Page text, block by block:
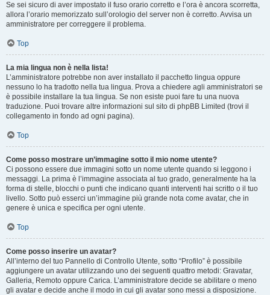
Se sei sicuro di aver impostato il fuso orario corretto e l’ora è ancora scorretta,
allora l’orario memorizzato sull’orologio del server non è corretto. Avvisa un
amministratore per correggere il problema.
Top
La mia lingua non è nella lista!
L’amministratore potrebbe non aver installato il pacchetto lingua oppure
nessuno lo ha tradotto nella tua lingua. Prova a chiedere agli amministratori se
è possibile installare la tua lingua. Se non esiste puoi fare tu una nuova
traduzione. Puoi trovare altre informazioni sul sito di phpBB Limited (trovi il
collegamento in fondo ad ogni pagina).
Top
Come posso mostrare un’immagine sotto il mio nome utente?
Ci possono essere due immagini sotto un nome utente quando si leggono i
messaggi. La prima è l’immagine associata al tuo grado, generalmente ha la
forma di stelle, blocchi o punti che indicano quanti interventi hai scritto o il tuo
livello. Sotto può esserci un’immagine più grande nota come avatar, che in
genere è unica e specifica per ogni utente.
Top
Come posso inserire un avatar?
All’interno del tuo Pannello di Controllo Utente, sotto “Profilo” è possibile
aggiungere un avatar utilizzando uno dei seguenti quattro metodi: Gravatar,
Galleria, Remoto oppure Carica. L’amministratore decide se abilitare o meno
gli avatar e decide anche il modo in cui gli avatar sono messi a disposizione.